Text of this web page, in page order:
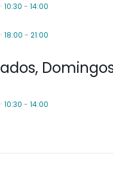
10:30 - 14:00
18:00 - 21:00
10:30 - 14:00